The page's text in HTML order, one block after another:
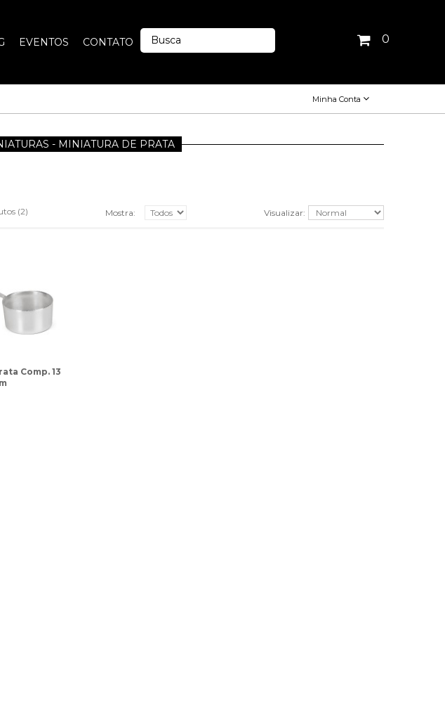
EVENTOS CONTATO 0
Minha Conta
- MINIATURA DE PRATA
Visualizar:
Mostra:
(2)
Comp. 13